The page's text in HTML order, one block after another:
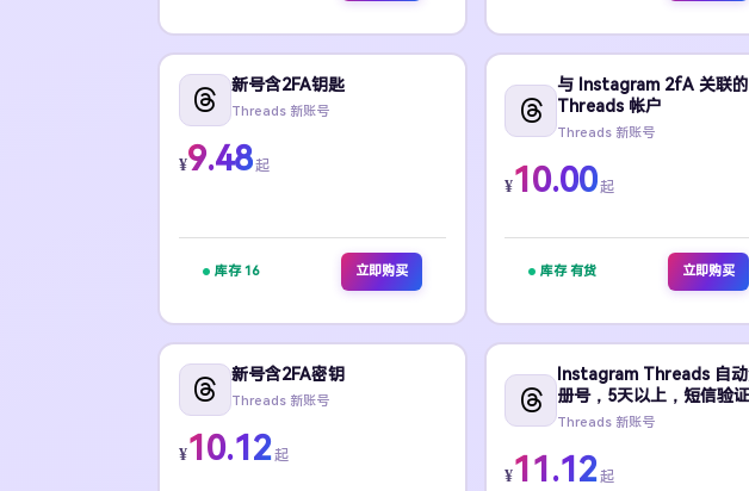
新号含2FA钥匙
Threads 新账号
¥9.48起
库存 16 立即购买
与 Instagram 2fA 关联的
Threads 帐户
Threads 新账号
¥10.00起
库存 有货 立即购买
新号含2FA密钥
Threads 新账号
¥10.12起
Instagram Threads 自
册号，5天以上，短信验证
Threads 新账号
¥11.12起